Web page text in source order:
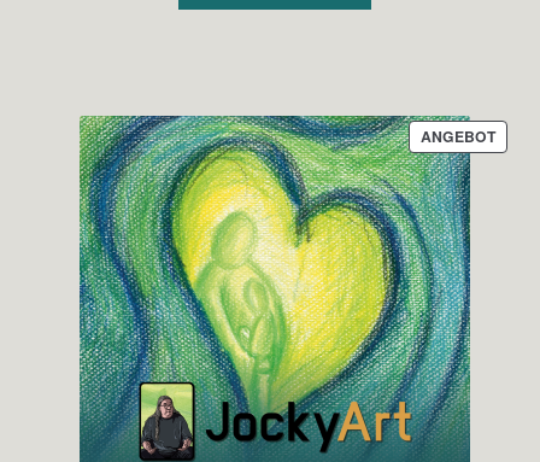
ANGEBOT
IM